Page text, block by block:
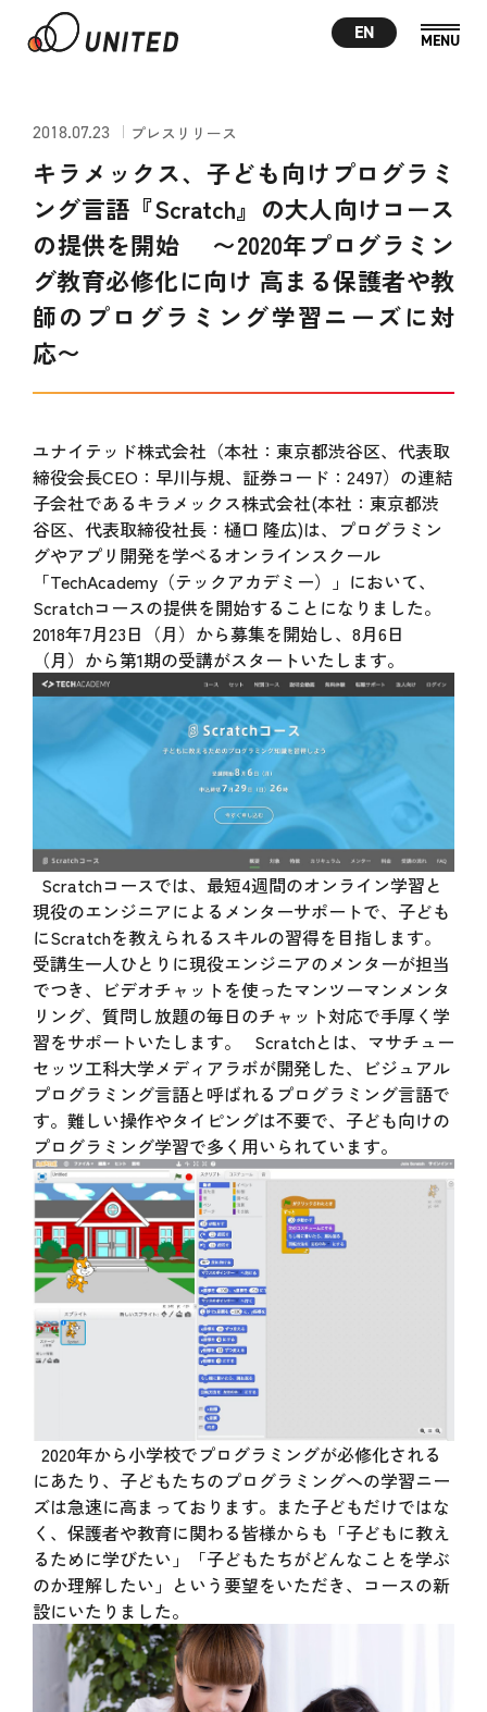
EN
2018.07.23 プレスリリース
キラメックス、子ども向けプログラミ
ング言語『Scratch』の大人向けコース
の提供を開始 〜2020年プログラミン
グ教育必修化に向け 高まる保護者や教
師のプログラミング学習ニーズに対
応〜
ユナイテッド株式会社（本社：東京都渋谷区、代表取
締役会長CEO：早川与規、証券コード：2497）の連結
子会社であるキラメックス株式会社(本社：東京都渋
谷区、代表取締役社長：樋口 隆広)は、プログラミン
グやアプリ開発を学べるオンラインスクール
「TechAcademy（テックアカデミー）」において、
Scratchコースの提供を開始することになりました。
2018年7月23日（月）から募集を開始し、8月6日
（月）から第1期の受講がスタートいたします。
Scratchコースでは、最短4週間のオンライン学習と
現役のエンジニアによるメンターサポートで、子ども
にScratchを教えられるスキルの習得を目指します。
受講生一人ひとりに現役エンジニアのメンターが担当
でつき、ビデオチャットを使ったマンツーマンメンタ
リング、質問し放題の毎日のチャット対応で手厚く学
習をサポートいたします。 Scratchとは、マサチュー
セッツ工科大学メディアラボが開発した、ビジュアル
プログラミング言語と呼ばれるプログラミング言語で
す。難しい操作やタイピングは不要で、子ども向けの
プログラミング学習で多く用いられています。
2020年から小学校でプログラミングが必修化される
にあたり、子どもたちのプログラミングへの学習ニー
ズは急速に高まっております。また子どもだけではな
く、保護者や教育に関わる皆様からも「子どもに教え
るために学びたい」「子どもたちがどんなことを学ぶ
のか理解したい」という要望をいただき、コースの新
設にいたりました。